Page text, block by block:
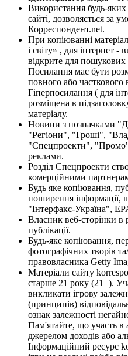
Використання будь-яких
сайті, дозволяється за
Корреспондент.net.
При копіюванні
і світу» , для інтернет -
відкрите для
Посилання має бути
повного або часткового
Гіперпосилання ( для
розміщена в
матеріалу.
Новини з позначками
"Регіони", "Гроші",
"Спецпроекти", "Промо"
реклами.
Розділ Спецпроекти
комерційними
Будь яке копіювання,
поширення інформації,
"Інтерфакс-Україна",
Власник веб-сторінки в
публікації.
Будь-яке копіювання,
фотографічних творів
правовласника Getty
Матеріали сайту
старше 21 року (21+).
викликати ігрову
(принципів)
ознак залежності
Пам'ятайте, що участь в
джерелом доходів або
Інформаційний ресурс